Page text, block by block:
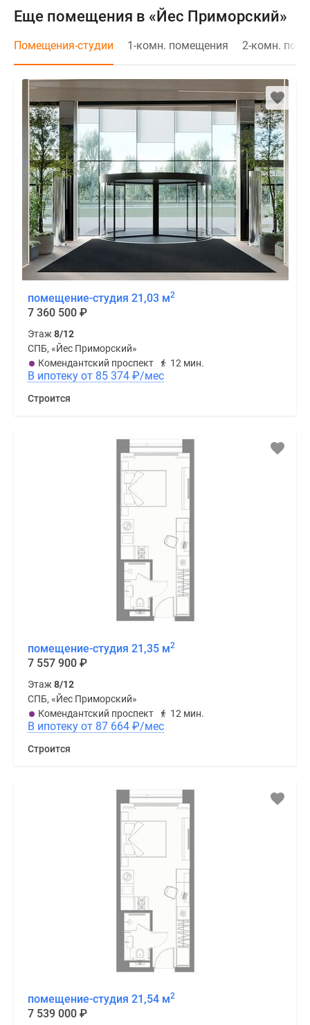
Еще помещения в «Йес Приморский»
Помещения-студии 1-комн. помещения 2-комн.
помещение-студия 21,03 м2
7 360 500 ₽
Этаж8/12
СПБ, «Йес Приморский»
Комендантский проспект
12 мин.
В ипотеку от 85 374 ₽/мес
Строится
помещение-студия 21,35 м2
7 557 900 ₽
Этаж8/12
СПБ, «Йес Приморский»
Комендантский проспект
12 мин.
В ипотеку от 87 664 ₽/мес
Строится
помещение-студия 21,54 м2
7 539 000 ₽